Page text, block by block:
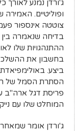
ג'ורדן נמנע
ופוליטיים. האמירה
צוטטה אינספור
בדיחה שנאמרה בין
ההתנהגויות שלו
בחשבון את
ביצע.
הסתרת הסמל של
פריסת דגל ארה"ב
המוחלט שלו עם
ג'ורדן אומר